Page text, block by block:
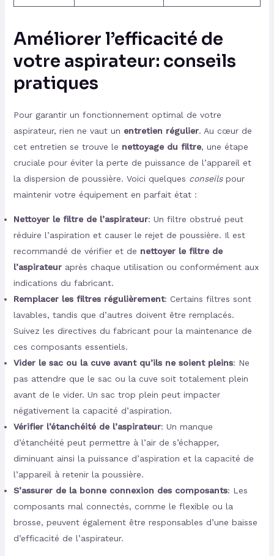
Améliorer l’efficacité de
votre aspirateur: conseils
pratiques
Pour garantir un fonctionnement optimal de votre
aspirateur, rien ne vaut un entretien régulier. Au cœur de
cet entretien se trouve le nettoyage du filtre, une étape
cruciale pour éviter la perte de puissance de l’appareil et
la dispersion de poussière. Voici quelques conseils pour
maintenir votre équipement en parfait état :
Nettoyer le filtre de l’aspirateur: Un filtre obstrué peut
réduire l’aspiration et causer le rejet de poussière. Il est
recommandé de vérifier et de nettoyer le filtre de
l’aspirateuraprès chaque utilisation ou conformément aux
indications du fabricant.
Remplacer les filtres régulièrement: Certains filtres sont
lavables, tandis que d’autres doivent être remplacés.
Suivez les directives du fabricant pour la maintenance de
ces composants essentiels.
Vider le sac ou la cuve avant qu’ils ne soient pleins: Ne
pas attendre que le sac ou la cuve soit totalement plein
avant de le vider. Un sac trop plein peut impacter
négativement la capacité d’aspiration.
Vérifier l’étanchéité de l’aspirateur: Un manque
d’étanchéité peut permettre à l’air de s’échapper,
diminuant ainsi la puissance d’aspiration et la capacité de
l’appareil à retenir la poussière.
S’assurer de la bonne connexion des composants: Les
composants mal connectés, comme le flexible ou la
brosse, peuvent également être responsables d’une baisse
d’efficacité de l’aspirateur.